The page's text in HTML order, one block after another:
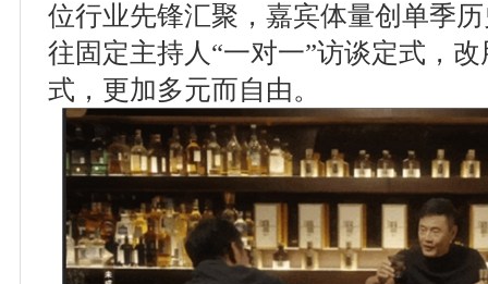
位行业先锋汇聚，嘉宾体量创单季
往固定主持人“一对一”访谈定式，
式，更加多元而自由。